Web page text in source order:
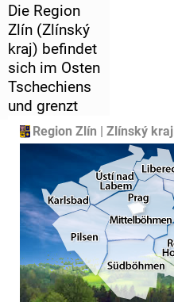
Die Region
Zlín (Zlínský
kraj) befindet
sich im Osten
Tschechiens
und grenzt
östlich an die
Slowakei,
innerstaatlich
an die Region
Südmähren
und die
Regionen
Olomouc und
Mährisch-
Schlesien.
Region Zlín | Zlínský kraj